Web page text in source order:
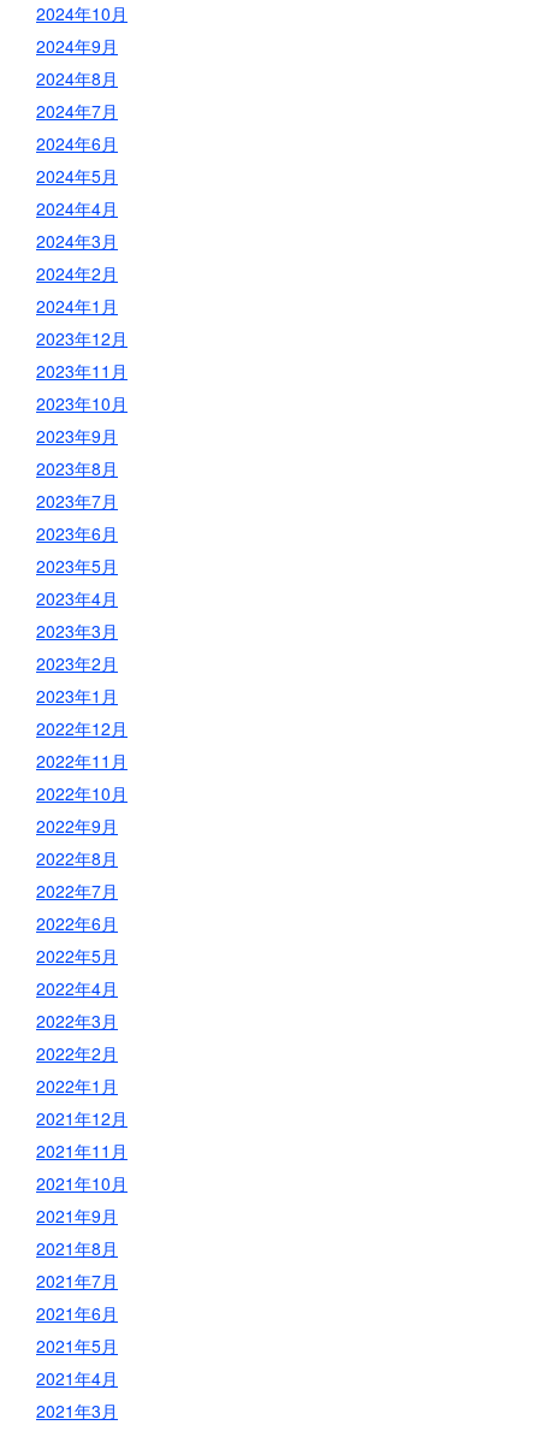
2024年10月
2024年9月
2024年8月
2024年7月
2024年6月
2024年5月
2024年4月
2024年3月
2024年2月
2024年1月
2023年12月
2023年11月
2023年10月
2023年9月
2023年8月
2023年7月
2023年6月
2023年5月
2023年4月
2023年3月
2023年2月
2023年1月
2022年12月
2022年11月
2022年10月
2022年9月
2022年8月
2022年7月
2022年6月
2022年5月
2022年4月
2022年3月
2022年2月
2022年1月
2021年12月
2021年11月
2021年10月
2021年9月
2021年8月
2021年7月
2021年6月
2021年5月
2021年4月
2021年3月